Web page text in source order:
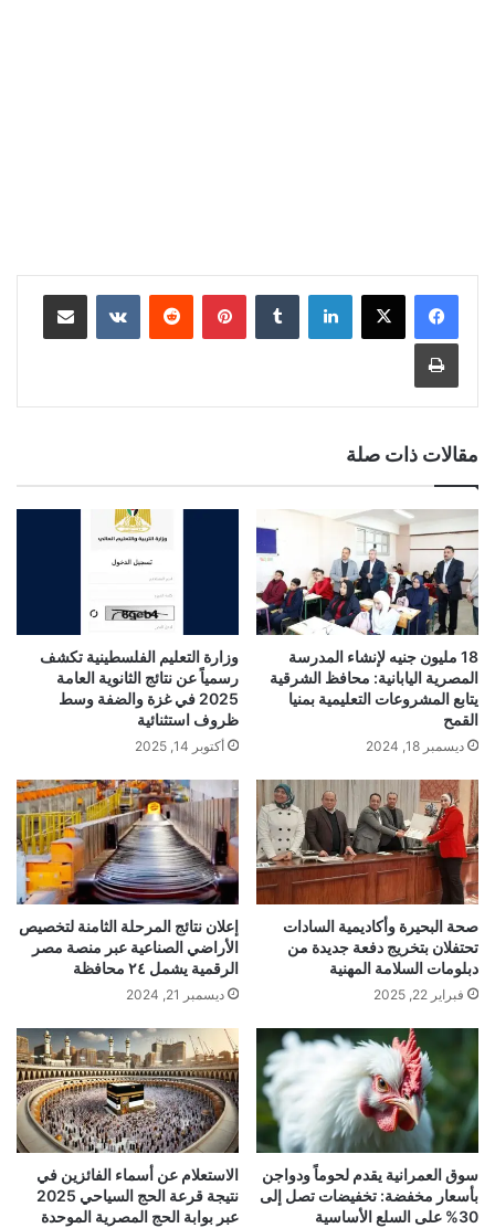
لينكدإن بينتيريست
مقالات ذات صلة
18 مليون جنيه لإنشاء المدرسة
المصرية اليابانية: محافظ الشرقية
يتابع المشروعات التعليمية بمنيا
القمح
ديسمبر 18, 2024
وزارة التعليم الفلسطينية تكشف
رسمياً عن نتائج الثانوية العامة
2025 في غزة والضفة وسط
ظروف استثنائية
أكتوبر 14, 2025
صحة البحيرة وأكاديمية السادات
تحتفلان بتخريج دفعة جديدة من
دبلومات السلامة المهنية
فبراير 22, 2025
إعلان نتائج المرحلة الثامنة لتخصيص
الأراضي الصناعية عبر منصة مصر
الرقمية يشمل ٢٤ محافظة
ديسمبر 21, 2024
سوق العمرانية يقدم لحوماً ودواجن
بأسعار مخفضة: تخفيضات تصل إلى
30% على السلع الأساسية
الاستعلام عن أسماء الفائزين في
نتيجة قرعة الحج السياحي 2025
عبر بوابة الحج المصرية الموحدة